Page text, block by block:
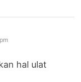
hal ulat